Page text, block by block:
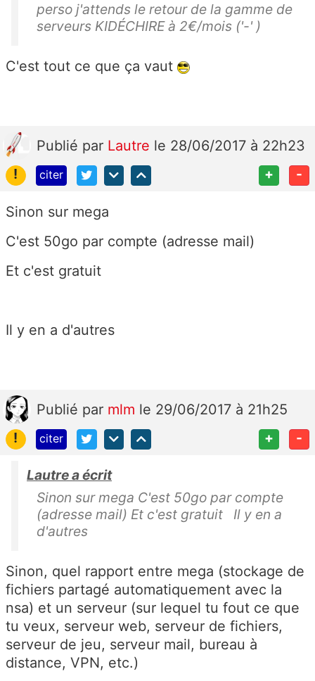
perso j'attends le retour de la gamme de
serveurs KIDÉCHIRE à 2€/mois ('-' )
C'est tout ce que ça vaut
Publié par Lautre le 28/06/2017 à 22h23
!
citer + -
Sinon sur mega
C'est 50go par compte (adresse mail)
Et c'est gratuit
Il y en a d'autres
Publié par mlm le 29/06/2017 à 21h25
!
citer + -
Lautre a écrit
Sinon sur mega C'est 50go par compte
(adresse mail) Et c'est gratuit Il y en a
d'autres
Sinon, quel rapport entre mega (stockage de
fichiers partagé automatiquement avec la
nsa) et un serveur (sur lequel tu fout ce que
tu veux, serveur web, serveur de fichiers,
serveur de jeu, serveur mail, bureau à
distance, VPN, etc.)